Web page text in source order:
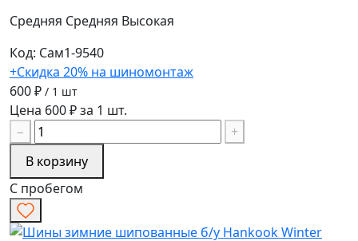
Средняя Средняя Высокая
Код: Сам1-9540
+Скидка 20% на шиномонтаж
600 ₽ / 1 шт
Цена 600 ₽ за 1 шт.
−
+
В корзину
С пробегом